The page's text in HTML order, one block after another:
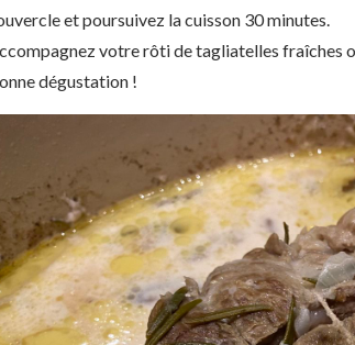
et poursuivez la cuisson 30 minutes.
votre rôti de tagliatelles fraîches
dégustation !